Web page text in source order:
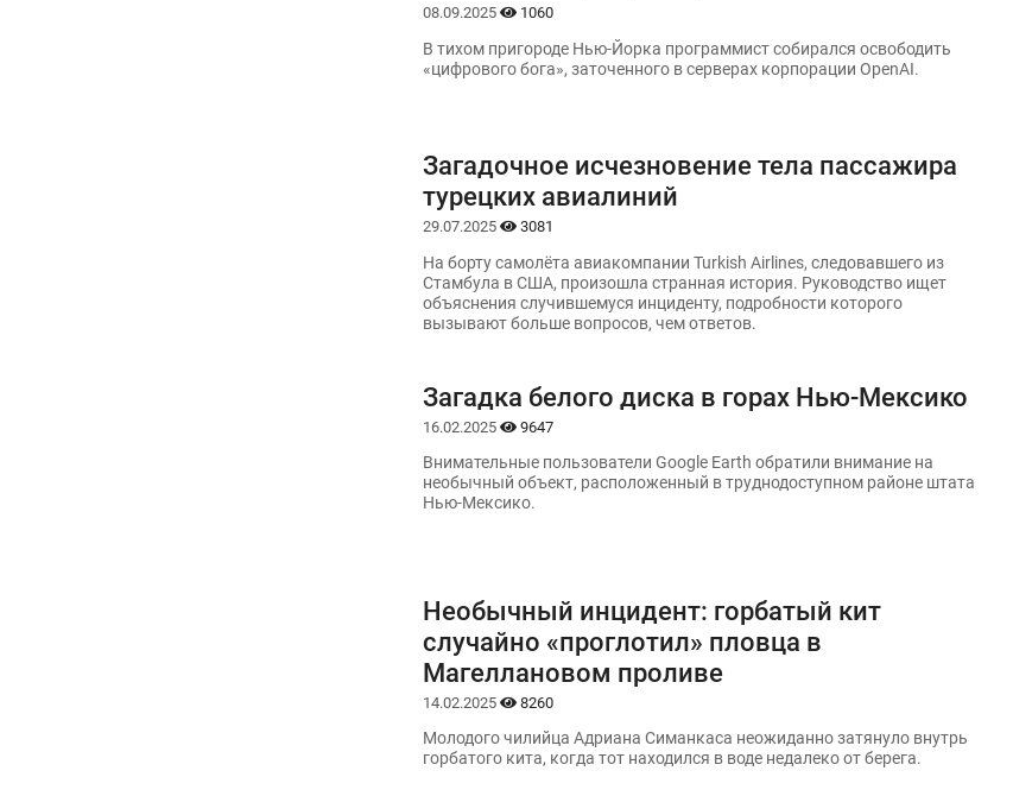
08.09.2025 1060
В тихом пригороде Нью-Йорка программист собирался освободить
«цифрового бога», заточенного в серверах корпорации OpenAI.
Загадочное исчезновение тела пассажира
турецких авиалиний
29.07.2025 3081
На борту самолёта авиакомпании Turkish Airlines, следовавшего из
Стамбула в США, произошла странная история. Руководство ищет
объяснения случившемуся инциденту, подробности которого
вызывают больше вопросов, чем ответов.
Загадка белого диска в горах Нью-Мексико
16.02.2025 9647
Внимательные пользователи Google Earth обратили внимание на
необычный объект, расположенный в труднодоступном районе штата
Нью-Мексико.
Необычный инцидент: горбатый кит
случайно «проглотил» пловца в
Магеллановом проливе
14.02.2025 8260
Молодого чилийца Адриана Симанкаса неожиданно затянуло внутрь
горбатого кита, когда тот находился в воде недалеко от берега.